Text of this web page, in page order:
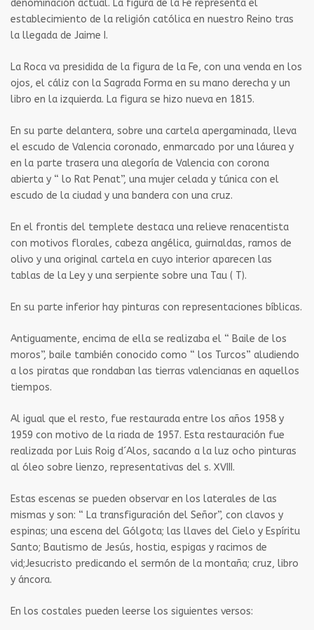
denominación actual. La figura de la Fe representa el
establecimiento de la religión católica en nuestro Reino tras
la llegada de Jaime I.
La Roca va presidida de la figura de la Fe, con una venda en los
ojos, el cáliz con la Sagrada Forma en su mano derecha y un
libro en la izquierda. La figura se hizo nueva en 1815.
En su parte delantera, sobre una cartela apergaminada, lleva
el escudo de Valencia coronado, enmarcado por una láurea y
en la parte trasera una alegoría de Valencia con corona
abierta y “ lo Rat Penat”, una mujer celada y túnica con el
escudo de la ciudad y una bandera con una cruz.
En el frontis del templete destaca una relieve renacentista
con motivos florales, cabeza angélica, guirnaldas, ramos de
olivo y una original cartela en cuyo interior aparecen las
tablas de la Ley y una serpiente sobre una Tau ( T).
En su parte inferior hay pinturas con representaciones bíblicas.
Antiguamente, encima de ella se realizaba el “ Baile de los
moros”, baile también conocido como “ los Turcos” aludiendo
a los piratas que rondaban las tierras valencianas en aquellos
tiempos.
Al igual que el resto, fue restaurada entre los años 1958 y
1959 con motivo de la riada de 1957. Esta restauración fue
realizada por Luis Roig d´Alos, sacando a la luz ocho pinturas
al óleo sobre lienzo, representativas del s. XVIII.
Estas escenas se pueden observar en los laterales de las
mismas y son: “ La transfiguración del Señor”, con clavos y
espinas; una escena del Gólgota; las llaves del Cielo y Espíritu
Santo; Bautismo de Jesús, hostia, espigas y racimos de
vid;Jesucristo predicando el sermón de la montaña; cruz, libro
y áncora.
En los costales pueden leerse los siguientes versos: